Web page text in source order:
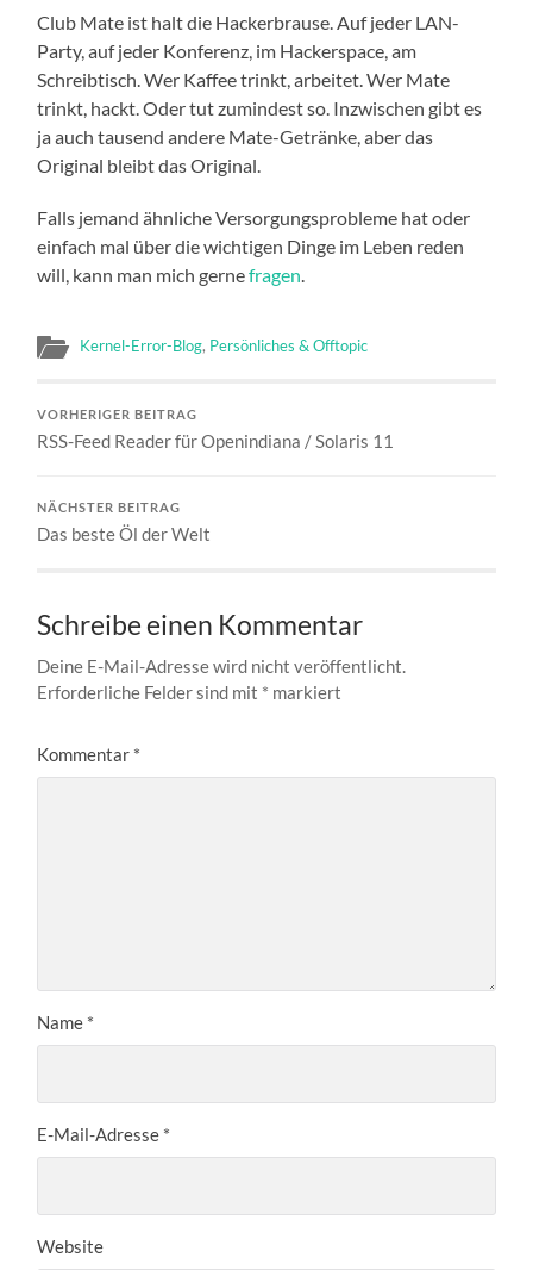
Club Mate ist halt die Hackerbrause. Auf jeder LAN-
Party, auf jeder Konferenz, im Hackerspace, am
Schreibtisch. Wer Kaffee trinkt, arbeitet. Wer Mate
trinkt, hackt. Oder tut zumindest so. Inzwischen gibt es
ja auch tausend andere Mate-Getränke, aber das
Original bleibt das Original.
Falls jemand ähnliche Versorgungsprobleme hat oder
einfach mal über die wichtigen Dinge im Leben reden
will, kann man mich gernefragen.
Kernel-Error-Blog, Persönliches & Offtopic
VORHERIGER BEITRAG
RSS-Feed Reader für Openindiana / Solaris 11
NÄCHSTER BEITRAG
Das beste Öl der Welt
Schreibe einen Kommentar
Deine E-Mail-Adresse wird nicht veröffentlicht.
Erforderliche Felder sind mit * markiert
Kommentar *
Name *
E-Mail-Adresse *
Website